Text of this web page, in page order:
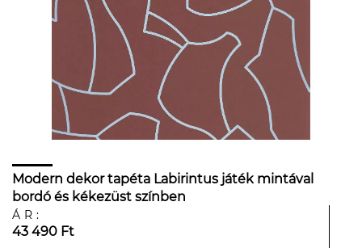
Modern dekor tapéta Labirintus játék mintával
bordó és kékezüst színben
ÁR:
43 490 Ft